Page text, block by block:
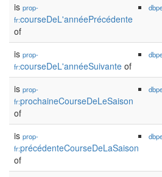
is prop-
fr:courseDeL'annéePrécédente
of
is prop-
fr:courseDeL'annéeSuivante of
is prop-
fr:prochaineCourseDeLeSaison
of
is prop-
fr:précédenteCourseDeLaSaison
of